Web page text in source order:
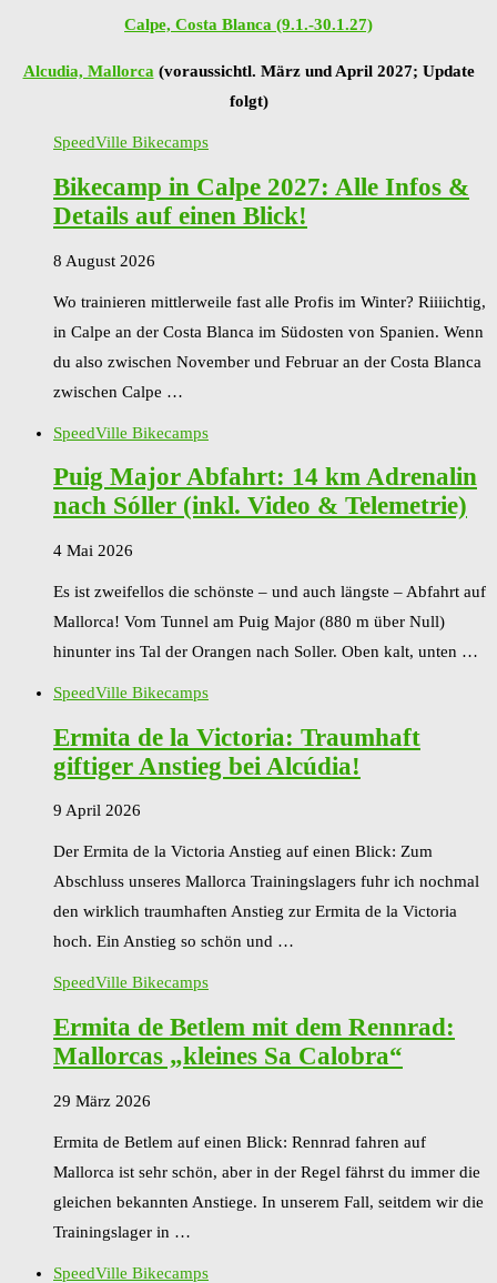
Calpe, Costa Blanca (9.1.-30.1.27)
Alcudia, Mallorca (voraussichtl. März und April 2027; Update
folgt)
SpeedVille Bikecamps
Bikecamp in Calpe 2027: Alle Infos &
Details auf einen Blick!
8 August 2026
Wo trainieren mittlerweile fast alle Profis im Winter? Riiiichtig,
in Calpe an der Costa Blanca im Südosten von Spanien. Wenn
du also zwischen November und Februar an der Costa Blanca
zwischen Calpe …
SpeedVille Bikecamps
Puig Major Abfahrt: 14 km Adrenalin
nach Sóller (inkl. Video & Telemetrie)
4 Mai 2026
Es ist zweifellos die schönste – und auch längste – Abfahrt auf
Mallorca! Vom Tunnel am Puig Major (880 m über Null)
hinunter ins Tal der Orangen nach Soller. Oben kalt, unten …
SpeedVille Bikecamps
Ermita de la Victoria: Traumhaft
giftiger Anstieg bei Alcúdia!
9 April 2026
Der Ermita de la Victoria Anstieg auf einen Blick: Zum
Abschluss unseres Mallorca Trainingslagers fuhr ich nochmal
den wirklich traumhaften Anstieg zur Ermita de la Victoria
hoch. Ein Anstieg so schön und …
SpeedVille Bikecamps
Ermita de Betlem mit dem Rennrad:
Mallorcas „kleines Sa Calobra“
29 März 2026
Ermita de Betlem auf einen Blick: Rennrad fahren auf
Mallorca ist sehr schön, aber in der Regel fährst du immer die
gleichen bekannten Anstiege. In unserem Fall, seitdem wir die
Trainingslager in …
SpeedVille Bikecamps